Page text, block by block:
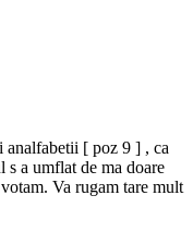
analfabetii [ poz 9 ] , ca
a umflat de ma doare
Va rugam tare mult